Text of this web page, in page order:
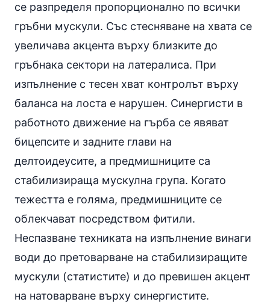
се разпределя пропорционално по всички
гръбни мускули. Със стесняване на хвата се
увеличава акцента върху близките до
гръбнака сектори на латералиса. При
изпълнение с тесен хват контролът върху
баланса на лоста е нарушен. Синергисти в
работното движение на гърба се явяват
бицепсите и задните глави на
делтоидеусите, а предмишниците са
стабилизираща мускулна група. Когато
тежестта е голяма, предмишниците се
облекчават посредством фитили.
Неспазване техниката на изпълнение винаги
води до претоварване на стабилизиращите
мускули (статистите) и до превишен акцент
на натоварване върху синергистите.